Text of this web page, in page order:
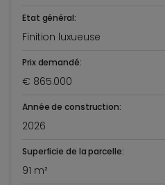
Etat général:
Finition luxueuse
Prix demandé:
€ 865.000
Année de construction:
2026
Superficie de la parcelle:
91 m²